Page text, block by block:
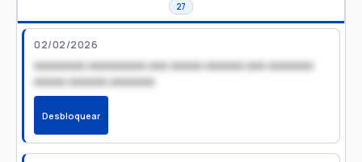
27
02/02/2026
xxxxxxxx xxxxxxxxx xxx xxxxx xxxxxx xxx xxxxxxx
xxxxx xxxxxx xxxxxxx
Desbloquear